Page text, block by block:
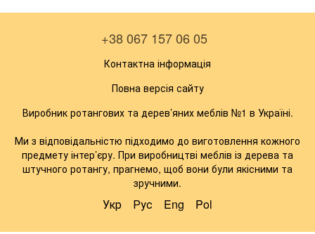
+38 067 157 06 05
Контактна інформація
Повна версія сайту
Виробник ротангових та дерев’яних меблів №1 в Україні.
Ми з відповідальністю підходимо до виготовлення кожного
предмету інтер’єру. При виробництві меблів із дерева та
штучного ротангу, прагнемо, щоб вони були якісними та
зручними.
Укр Рус Eng Pol